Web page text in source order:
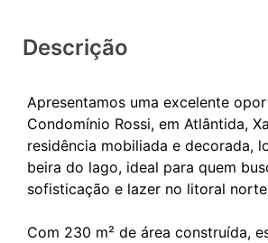
Descrição
Apresentamos uma excelente
Condomínio Rossi, em Atlântida,
residência mobiliada e decorada,
beira do lago, ideal para quem
sofisticação e lazer no litoral
Com 230 m² de área construída,